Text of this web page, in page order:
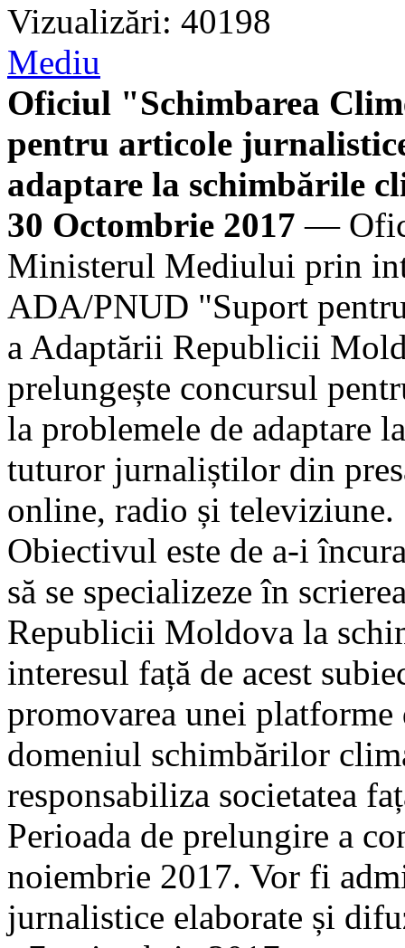
Vizualizări: 40198
Mediu
Oficiul "Schimbarea
pentru articole
adaptare la schimbările
30 Octombrie 2017 —
Ministerul Mediului prin
ADA/PNUD "Suport
a Adaptării Republicii
prelungește concursul
la problemele de adaptare
tuturor jurnaliștilor din
online, radio și televiziune.
Obiectivul este de a-i
să se specializeze în
Republicii Moldova la
interesul față de acest
promovarea unei
domeniul schimbărilor
responsabiliza societatea
Perioada de prelungire a
noiembrie 2017. Vor fi
jurnalistice elaborate și